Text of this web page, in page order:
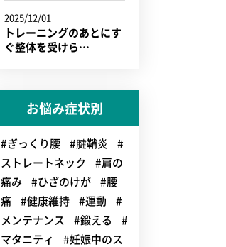
2025/12/01
トレーニングのあとにす
ぐ整体を受けら…
お悩み症状別
#ぎっくり腰 #腱鞘炎
#
ストレートネック
#肩の
痛み
#ひざのけが
#腰
痛
#健康維持 #運動
#
メンテナンス
#鍛える
#
マタニティ
#妊娠中のス